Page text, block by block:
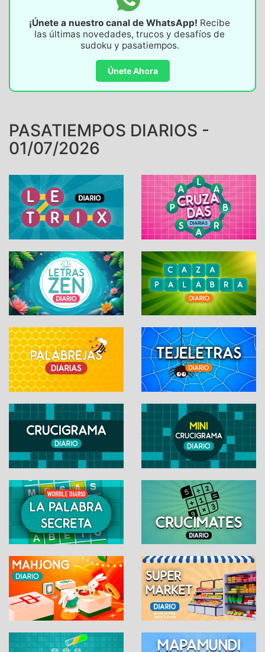
¡Únete a nuestro canal de WhatsApp! Recibe
las últimas novedades, trucos y desafíos de
sudoku y pasatiempos.
Únete Ahora
PASATIEMPOS DIARIOS -
01/07/2026